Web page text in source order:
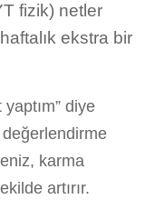
fizik) netler
ekstra bir
diye
karma
artırır.